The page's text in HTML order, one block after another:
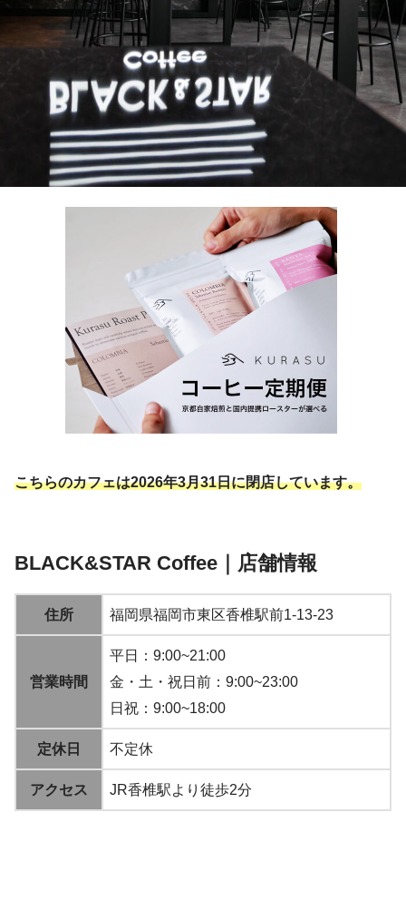
こちらのカフェは2026年3月31日に閉店しています。
BLACK&STAR Coffee｜店舗情報
住所 福岡県福岡市東区香椎駅前1-13-23
営業時間
平日：9:00~21:00
金・土・祝日前：9:00~23:00
日祝：9:00~18:00
定休日 不定休
アクセス JR香椎駅より徒歩2分